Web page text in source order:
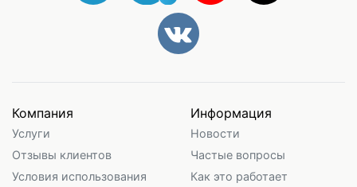
Компания
Услуги
Отзывы клиентов
Условия использования
Информация
Новости
Частые вопросы
Как это работает